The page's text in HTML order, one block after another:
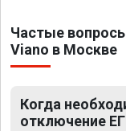
Частые
Viano в Москве
Когда
отключение